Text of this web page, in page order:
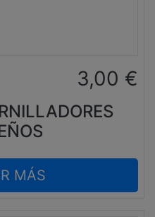
3,00 €
MÁS